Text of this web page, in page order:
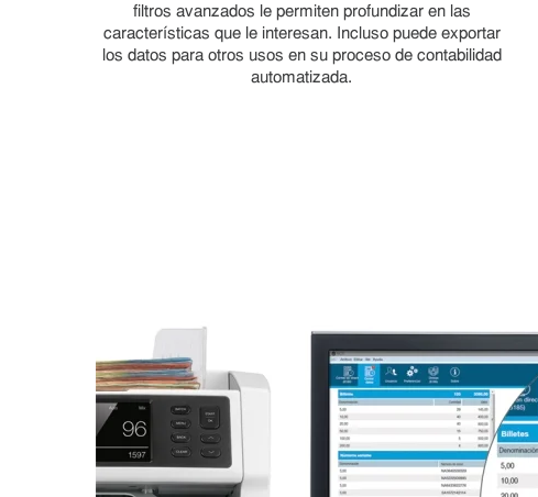
filtros avanzados le permiten profundizar en las
características que le interesan. Incluso puede exportar
los datos para otros usos en su proceso de contabilidad
automatizada.